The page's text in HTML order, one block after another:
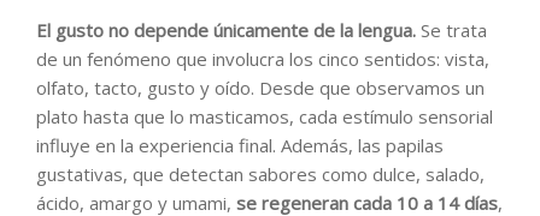
El gusto no depende únicamente de la lengua. Se trata
de un fenómeno que involucra los cinco sentidos: vista,
olfato, tacto, gusto y oído. Desde que observamos un
plato hasta que lo masticamos, cada estímulo sensorial
influye en la experiencia final. Además, las papilas
gustativas, que detectan sabores como dulce, salado,
ácido, amargo y umami, se regeneran cada 10 a 14 días,